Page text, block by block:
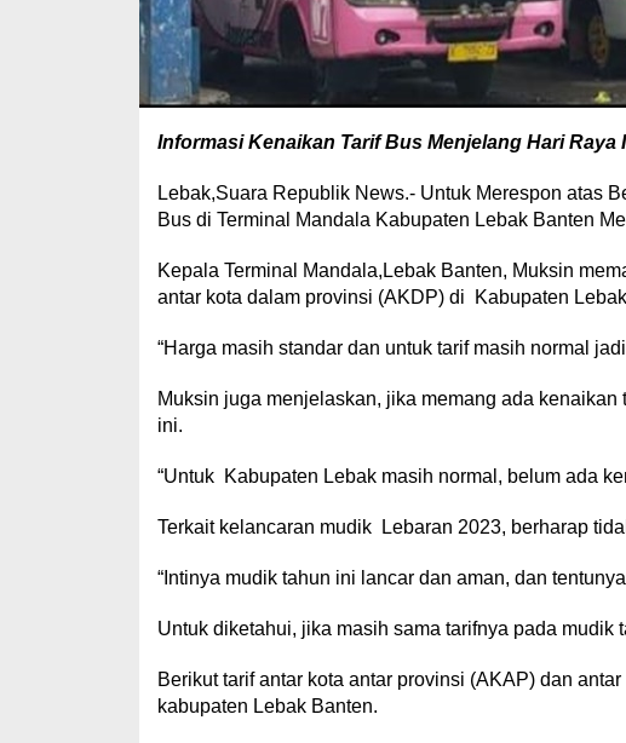
Informasi Kenaikan Tarif Bus Menjelang Hari Raya
Lebak,Suara Republik News.- Untuk Merespon atas
Bus di Terminal Mandala Kabupaten Lebak Banten
Kepala Terminal Mandala,Lebak Banten, Muksin
antar kota dalam provinsi (AKDP) di Kabupaten
“Harga masih standar dan untuk tarif masih normal
Muksin juga menjelaskan, jika memang ada
ini.
“Untuk Kabupaten Lebak masih normal, belum ada
Terkait kelancaran mudik Lebaran 2023, berharap
“Intinya mudik tahun ini lancar dan aman, dan
Untuk diketahui, jika masih sama tarifnya pada mudik
Berikut tarif antar kota antar provinsi (AKAP) dan
kabupaten Lebak Banten.